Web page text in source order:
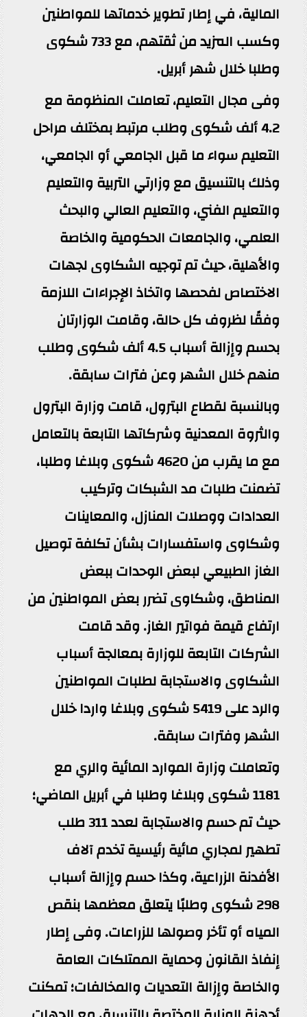
المالية، في إطار تطوير خدماتها للمواطنين
وكسب المزيد من ثقتهم، مع 733 شكوى
وطلبا خلال شهر أبريل.
وفى مجال التعليم، تعاملت المنظومة مع
4.2 ألف شكوى وطلب مرتبط بمختلف مراحل
التعليم سواء ما قبل الجامعي أو الجامعي،
وذلك بالتنسيق مع وزارتي التربية والتعليم
والتعليم الفني، والتعليم العالي والبحث
العلمي، والجامعات الحكومية والخاصة
والأهلية، حيث تم توجيه الشكاوى لجهات
الاختصاص لفحصها واتخاذ الإجراءات اللازمة
وفقًا لظروف كل حالة، وقامت الوزارتان
بحسم وإزالة أسباب 4.5 ألف شكوى وطلب
منهم خلال الشهر وعن فترات سابقة.
وبالنسبة لقطاع البترول، قامت وزارة البترول
والثروة المعدنية وشركاتها التابعة بالتعامل
مع ما يقرب من 4620 شكوى وبلاغا وطلبا،
تضمنت طلبات مد الشبكات وتركيب
العدادات ووصلات المنازل، والمعاينات
وشكاوى واستفسارات بشأن تكلفة توصيل
الغاز الطبيعي لبعض الوحدات ببعض
المناطق، وشكاوى تضرر بعض المواطنين من
ارتفاع قيمة فواتير الغاز. وقد قامت
الشركات التابعة للوزارة بمعالجة أسباب
الشكاوى والاستجابة لطلبات المواطنين
والرد على 5419 شكوى وبلاغا واردا خلال
الشهر وفترات سابقة.
وتعاملت وزارة الموارد المائية والري مع
1181 شكوى وبلاغا وطلبا في أبريل الماضي؛
حيث تم حسم والاستجابة لعدد 311 طلب
تطهير لمجاري مائية رئيسية تخدم آلاف
الأفدنة الزراعية، وكذا حسم وإزالة أسباب
298 شكوى وطلبًا يتعلق معظمها بنقص
المياه أو تأخر وصولها للزراعات. وفى إطار
إنفاذ القانون وحماية الممتلكات العامة
والخاصة وإزالة التعديات والمخالفات؛ تمكنت